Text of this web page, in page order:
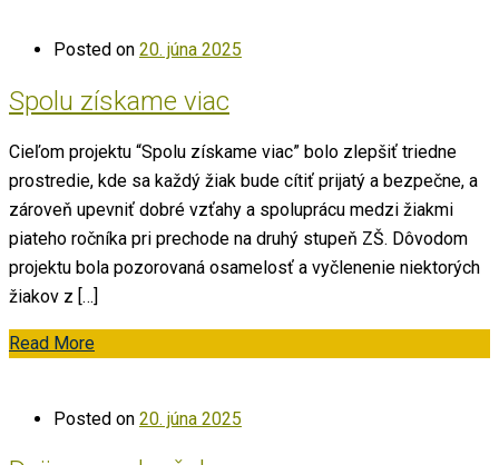
Posted on 20. júna 2025
Spolu získame viac
Cieľom projektu “Spolu získame viac” bolo zlepšiť triedne
prostredie, kde sa každý žiak bude cítiť prijatý a bezpečne, a
zároveň upevniť dobré vzťahy a spoluprácu medzi žiakmi
piateho ročníka pri prechode na druhý stupeň ZŠ. Dôvodom
projektu bola pozorovaná osamelosť a vyčlenenie niektorých
žiakov z […]
Read More
Posted on 20. júna 2025